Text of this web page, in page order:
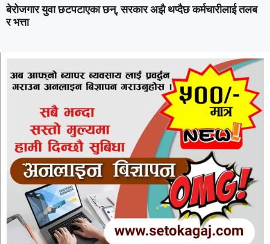
बेरोजगार युवा छटपटाएका छन्, सरकार अझै थप्दैछ कर्मचारीलाई तलब
र भत्ता